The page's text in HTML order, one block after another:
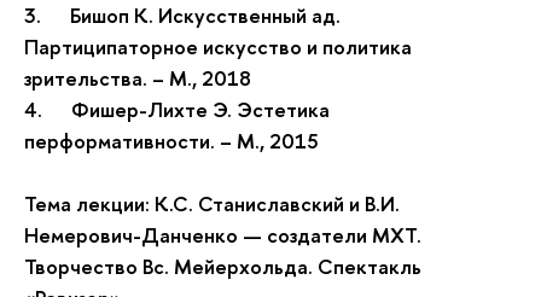
3.
Бишоп К. Искусственный ад.
Партиципаторное искусство и политика
зрительства. – М., 2018
4.
Фишер-Лихте Э. Эстетика
перформативности. – М., 2015
Тема лекции: К.С. Станиславский и В.И.
Немерович-Данченко — создатели МХТ.
Творчество Вс. Мейерхольда. Спектакль